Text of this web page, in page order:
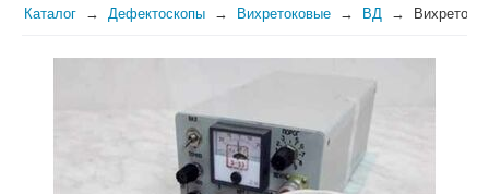
Каталог Дефектоскопы Вихретоковые ВД